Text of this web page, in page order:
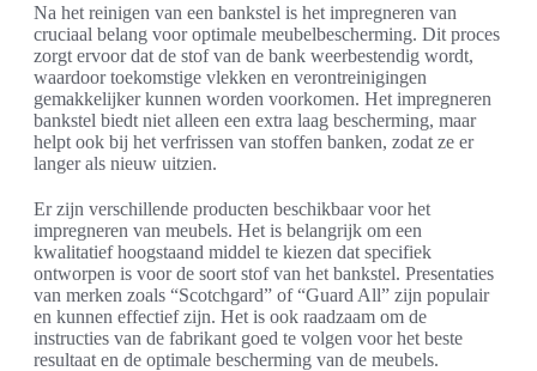
Na het reinigen van een bankstel is het impregneren van
cruciaal belang voor optimale meubelbescherming. Dit proces
zorgt ervoor dat de stof van de bank weerbestendig wordt,
waardoor toekomstige vlekken en verontreinigingen
gemakkelijker kunnen worden voorkomen. Het impregneren
bankstel biedt niet alleen een extra laag bescherming, maar
helpt ook bij het verfrissen van stoffen banken, zodat ze er
langer als nieuw uitzien.
Er zijn verschillende producten beschikbaar voor het
impregneren van meubels. Het is belangrijk om een
kwalitatief hoogstaand middel te kiezen dat specifiek
ontworpen is voor de soort stof van het bankstel. Presentaties
van merken zoals “Scotchgard” of “Guard All” zijn populair
en kunnen effectief zijn. Het is ook raadzaam om de
instructies van de fabrikant goed te volgen voor het beste
resultaat en de optimale bescherming van de meubels.